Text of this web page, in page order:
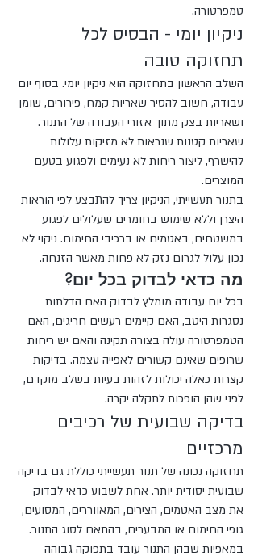
טמפרטורה.
ניקיון יומי - הבסיס לכל
תחזוקה טובה
השלב הראשון בתחזוקה הוא ניקיון יומי. בסוף יום
עבודה, חשוב להסיר שאריות קמח, פירורים, שומן
ושאריות בצק מתוך אזורי העבודה של התנור.
שאריות קטנות שנראות לא מזיקות עלולות
להישרף, ליצור ריחות לא נעימים ולפגוע בטעם
המוצרים.
בתנור תעשייתי, הניקיון צריך להתבצע לפי הוראות
היצרן וללא שימוש בחומרים שעלולים לפגוע
במשטחים, באטמים או ברכיבי החימום. ניקוי לא
נכון עלול לגרום נזק לא פחות מאשר הזנחה.
מה כדאי לבדוק בכל יום?
בכל יום עבודה מומלץ לבדוק האם הדלתות
נסגרות היטב, האם קיימים רעשים חריגים, האם
הטמפרטורה עולה בצורה תקינה והאם יש ריחות
שרופים שאינם קשורים לאפייה עצמה. בדיקות
קצרות כאלה יכולות לזהות בעיות בשלב מוקדם,
לפני שהן הופכות לתקלה יקרה.
בדיקה שבועית של רכיבים
מרכזיים
תחזוקה נכונה של תנור תעשייתי כוללת גם בדיקה
שבועית יסודית יותר. אחת לשבוע כדאי לבדוק
את מצב האטמים, הצירים, המאווררים, המסועים,
גופי החימום או המבערים, בהתאם לסוג התנור.
במאפיות שבהן התנור עובד בתפוקה גבוהה